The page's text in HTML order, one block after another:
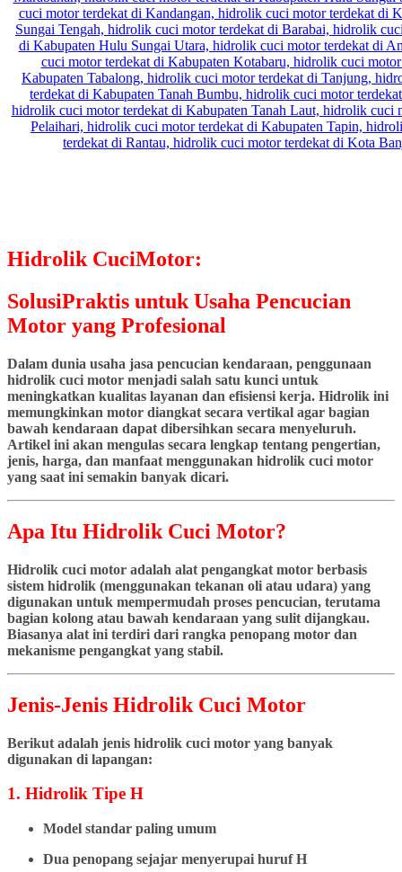
Hidrolik CuciMotor:
SolusiPraktis untuk Usaha Pencucian
Motor yang Profesional
Dalam dunia usaha jasa pencucian kendaraan, penggunaan
hidrolik cuci motor menjadi salah satu kunci untuk
meningkatkan kualitas layanan dan efisiensi kerja. Hidrolik ini
memungkinkan motor diangkat secara vertikal agar bagian
bawah kendaraan dapat dibersihkan secara menyeluruh.
Artikel ini akan mengulas secara lengkap tentang pengertian,
jenis, harga, dan manfaat menggunakan hidrolik cuci motor
yang saat ini semakin banyak dicari.
Apa Itu Hidrolik Cuci Motor?
Hidrolik cuci motor adalah alat pengangkat motor berbasis
sistem hidrolik (menggunakan tekanan oli atau udara) yang
digunakan untuk mempermudah proses pencucian, terutama
bagian kolong atau bawah kendaraan yang sulit dijangkau.
Biasanya alat ini terdiri dari rangka penopang motor dan
mekanisme pengangkat yang stabil.
Jenis-Jenis Hidrolik Cuci Motor
Berikut adalah jenis hidrolik cuci motor yang banyak
digunakan di lapangan:
1. Hidrolik Tipe H
Model standar paling umum
Dua penopang sejajar menyerupai huruf H